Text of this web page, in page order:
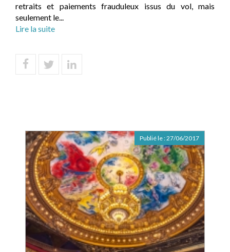
retraits et paiements frauduleux issus du vol, mais
seulement le...
Lire la suite
Publié le :27/06/2017